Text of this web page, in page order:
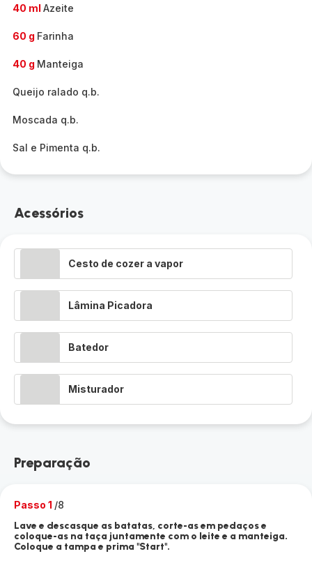
40 ml Azeite
60 g Farinha
40 g Manteiga
Queijo ralado q.b.
Moscada q.b.
Sal e Pimenta q.b.
Acessórios
Cesto de cozer a vapor
Lâmina Picadora
Batedor
Misturador
Preparação
Passo 1 /8
Lave e descasque as batatas, corte-as em pedaços e
coloque-as na taça juntamente com o leite e a manteiga.
Coloque a tampa e prima "Start".